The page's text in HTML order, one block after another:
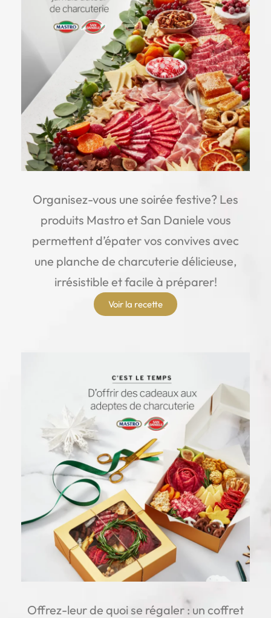
Organisez-vous une soirée festive? Les
produits Mastro et San Daniele vous
permettent d’épater vos convives avec
une planche de charcuterie délicieuse,
irrésistible et facile à préparer!
Voir la recette
Offrez-leur de quoi se régaler : un coffret